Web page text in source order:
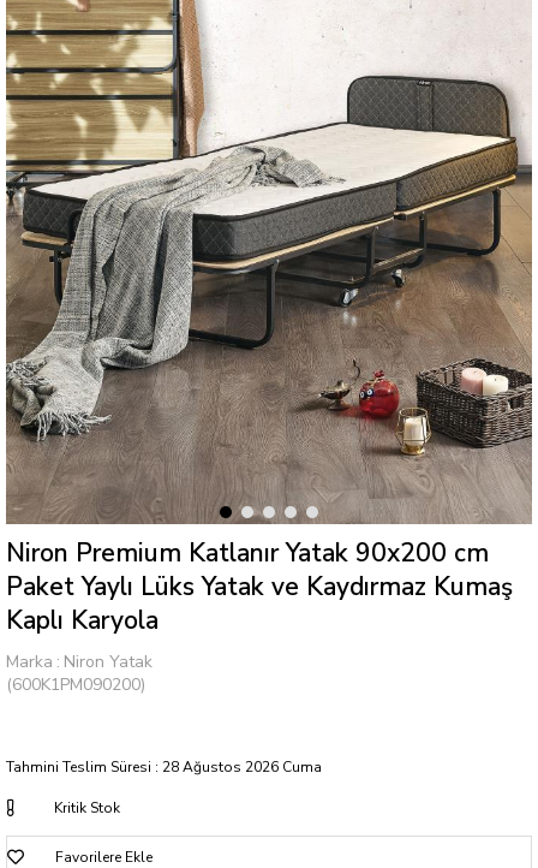
Niron Premium Katlanır Yatak 90x200 cm
Paket Yaylı Lüks Yatak ve Kaydırmaz Kumaş
Kaplı Karyola
Marka : Niron Yatak
(600K1PM090200)
Tahmini Teslim Süresi : 28 Ağustos 2026 Cuma
Kritik Stok
Favorilere Ekle